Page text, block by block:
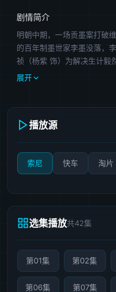
剧情简介
明朝中期，一场贡墨案打破
的百年制墨世家李墨没落，
祯（杨紫 饰）为解决生计毅
沉寂已久的徽州墨业，而后
展开
播放源
索尼 快车 淘片
选集播放共42集
第01集 第02集
第06集 第07集